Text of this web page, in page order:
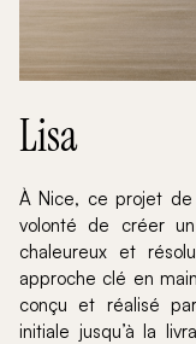
Lisa
À Nice, ce projet de
volonté de créer
chaleureux et
approche clé en
conçu et réalisé
initiale jusqu’à la